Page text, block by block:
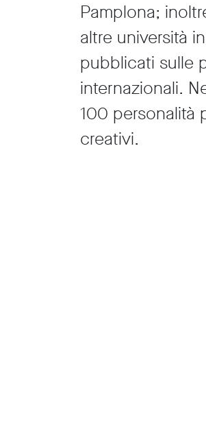
Pamplona;
altre università
pubblicati sulle
internazionali.
100 personalità
creativi.